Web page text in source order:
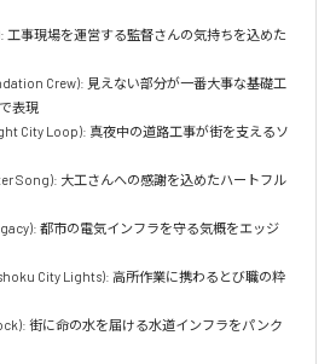
工事現場を運営する監督さんの気持ちを込めた
Crew): 見えない部分が一番大事な基礎工
表現
City Loop): 真夜中の道路工事が街を支えるソ
Song): 大工さんへの感謝を込めたハートフル
都市の電気インフラを守る気概をエッジ
City Lights): 高所作業に携わるとび職の粋
街に命の水を届ける水道インフラをパンク